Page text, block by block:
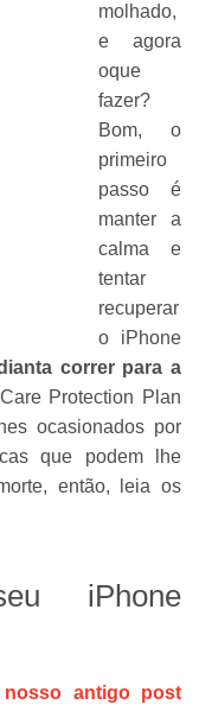
molhado,
e agora
oque
fazer?
Bom, o
primeiro
passo é
manter a
calma e
tentar
recuperar
o iPhone
correr para a
Protection Plan
ocasionados por
que podem lhe
então, leia os
iPhone
nosso antigo post